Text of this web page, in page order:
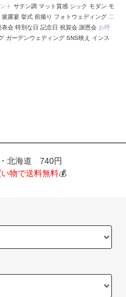
ト サテン調 マット質感 シック モダン モ
披露宴 挙式 前撮り フォトウェディング 二
表会 特別な日 記念日 祝賀会 謝恩会 お呼
ガーデンウェディング SNS映え インス
北海道 740円
物で送料無料💰